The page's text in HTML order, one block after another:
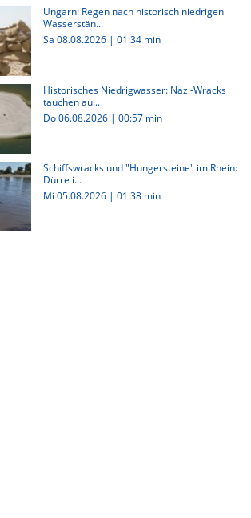
Ungarn: Regen nach historisch niedrigen
Wasserstän...
Sa 08.08.2026 | 01:34 min
Historisches Niedrigwasser: Nazi-Wracks
tauchen au...
Do 06.08.2026 | 00:57 min
Schiffswracks und "Hungersteine" im Rhein:
Dürre i...
Mi 05.08.2026 | 01:38 min